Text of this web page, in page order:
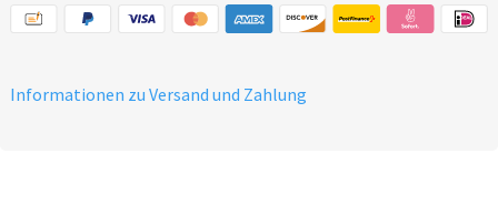
Informationen zu Versand und Zahlung